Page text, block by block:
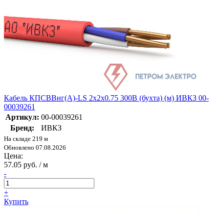
Кабель КПСВВнг(А)-LS 2х2х0.75 300В (бухта) (м) ИВКЗ 00-
00039261
Артикул: 00-00039261
Бренд:
ИВКЗ
На складе 219 м
Обновлено 07.08.2026
Цена:
57.05 руб. / м
-
+
Купить